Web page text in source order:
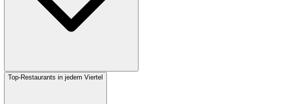
Top-Restaurants in jedem Viertel